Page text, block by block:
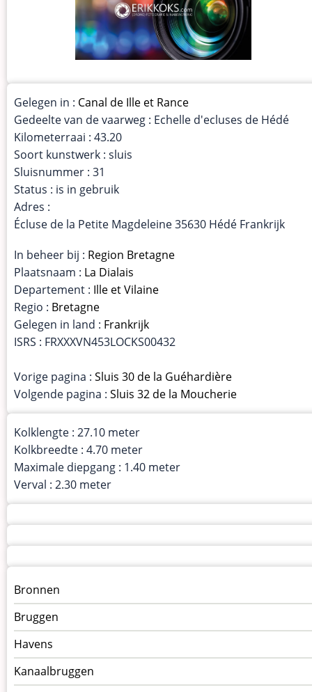
Gelegen in : Canal de Ille et Rance
Gedeelte van de vaarweg : Echelle d'ecluses de Hédé
Kilometerraai : 43.20
Soort kunstwerk : sluis
Sluisnummer : 31
Status : is in gebruik
Adres :
Écluse de la Petite Magdeleine 35630 Hédé Frankrijk
In beheer bij : Region Bretagne
Plaatsnaam : La Dialais
Departement : Ille et Vilaine
Regio : Bretagne
Gelegen in land : Frankrijk
ISRS : FRXXXVN453LOCKS00432
Vorige pagina : Sluis 30 de la Guéhardière
Volgende pagina : Sluis 32 de la Moucherie
Kolklengte : 27.10 meter
Kolkbreedte : 4.70 meter
Maximale diepgang : 1.40 meter
Verval : 2.30 meter
Menu
kunstwerken
op
kunstwerkpagina
Bronnen
Bruggen
Havens
Kanaalbruggen